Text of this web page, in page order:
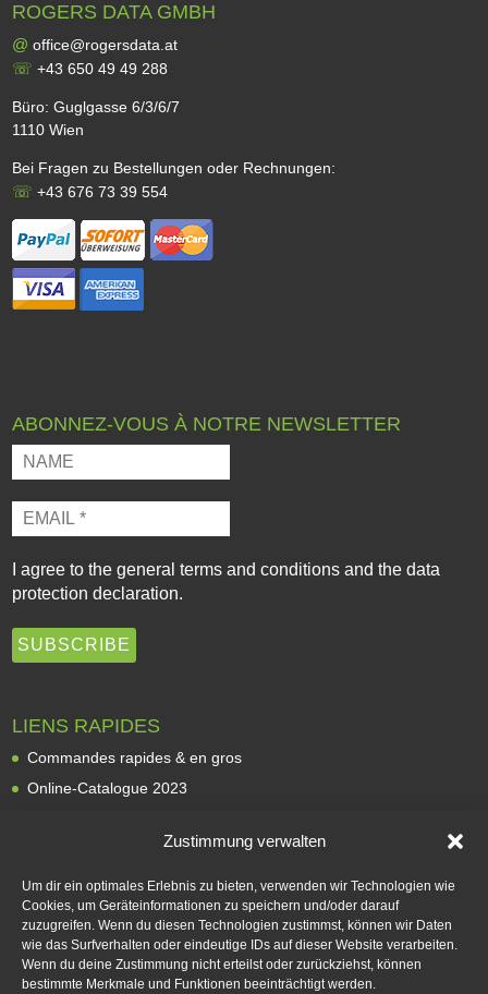
Zustimmung verwalten
Um dir ein optimales Erlebnis zu bieten, verwenden wir Technologien wie
Cookies, um Geräteinformationen zu speichern und/oder darauf
zuzugreifen. Wenn du diesen Technologien zustimmst, können wir Daten
wie das Surfverhalten oder eindeutige IDs auf dieser Website verarbeiten.
Wenn du deine Zustimmung nicht erteilst oder zurückziehst, können
bestimmte Merkmale und Funktionen beeinträchtigt werden.
ROGERS DATA GMBH
@ office@rogersdata.at
☏+43 650 49 49 288
Büro: Guglgasse 6/3/6/7
1110 Wien
Bei Fragen zu Bestellungen oder Rechnungen:
☏+43 676 73 39 554
ABONNEZ-VOUS À NOTRE NEWSLETTER
I agree to thegeneral terms and conditions and thedata
protection declaration.
LIENS RAPIDES
Commandes rapides & en gros
Online-Catalogue 2023
Expédition et livraison
Modes de paiement
Rétractation
Contact